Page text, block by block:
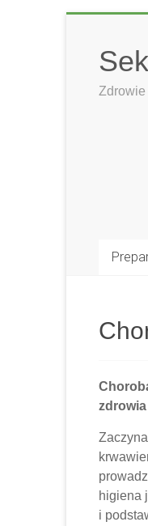
content
higiena
i